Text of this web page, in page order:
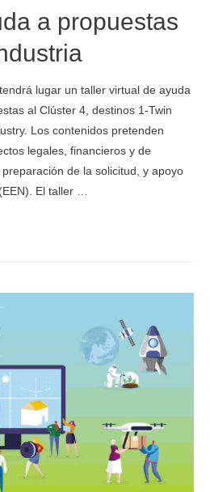
a propuestas
lugar un taller virtual de ayuda
al Clúster 4, destinos 1-Twin
Los contenidos pretenden
legales, financieros y de
de la solicitud, y apoyo
El taller …